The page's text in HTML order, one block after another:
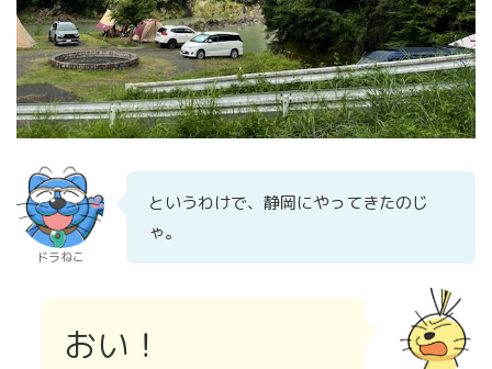
ドラねこ
というわけで、静岡にやってきたのじ
ゃ。
おい！